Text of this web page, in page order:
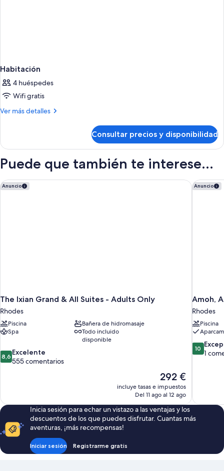
Habitación
4 huéspedes
Wifi gratis
Ver más detalles
Más
Consultar precios y disponibilidad
Puede que también te interese...
Anuncio
The Ixian Grand & All Suites - Adults Only
Rhodes
Piscina
Bañera de hidromasaje
Spa
Todo incluido
disponible
8.6
sobre
8,6 Excelente
555 comentarios
El
precio
actual
de
292 €
292 €
incluye tasas e impuestos
Del 11 ago al 12 ago
The Ixian Grand & All Suites - Adults Only Anuncio
Amoh,
Rhodes
Piscina
10.0
sobre
10
1
Amoh,
Inicia sesión para echar un vistazo a las ventajas y los
descuentos de los que puedes disfrutar. Cuantas más
aventuras, ¡más recompensas!
Iniciar sesión Registrarme gratis